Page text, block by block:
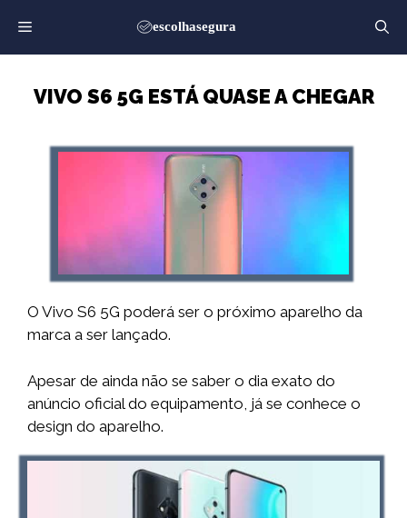
para
o
VIVO S6 5G ESTÁ QUASE A CHEGAR
O Vivo S6 5G poderá ser o próximo aparelho da
marca a ser lançado.
Apesar de ainda não se saber o dia exato do
anúncio oficial do equipamento, já se conhece o
design do aparelho.